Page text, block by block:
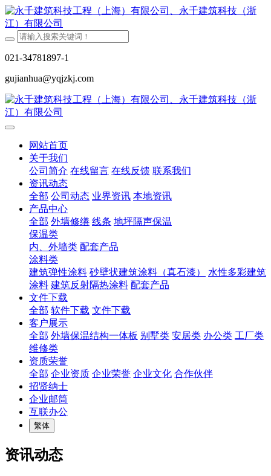
021-34781897-1
gujianhua@yqjzkj.com
网站首页
关于我们
公司简介 在线留言 在线反馈 联系我们
资讯动态
全部 公司动态 业界资讯 本地资讯
产品中心
全部 外墙修缮 线条 地坪隔声保温
保温类
内、外墙类 配套产品
涂料类
建筑弹性涂料 砂壁状建筑涂料（真石漆）
水性多彩建筑
涂料 建筑反射隔热涂料 配套产品
文件下载
全部 软件下载 文件下载
客户展示
全部 外墙保温结构一体板 别墅类 安居类 办公类 工厂类
维修类
资质荣誉
全部 企业资质 企业荣誉 企业文化 合作伙伴
招贤纳士
企业邮筒
互联办公
繁体
资讯动态